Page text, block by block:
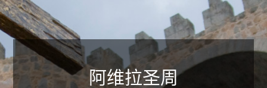
阿维拉圣周